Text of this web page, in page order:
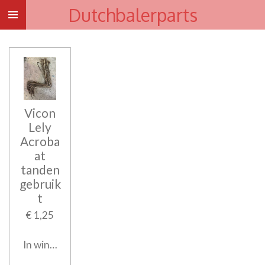
Ga
direct
naar
hoofdinhoud
Dutchbalerparts
Vicon
Lely
Acroba
at
tanden
gebruik
t
€ 1,25
In winkelwagen